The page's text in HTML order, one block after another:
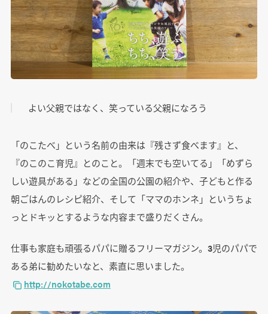
よい父親ではなく、笑っている父親になろう
「のこたべ」という名前の由来は『残さず食べます』と、
『のこのこ育児』とのこと。「週末でも空いてる」「めずら
しい遊具がある」などの全国の公園の紹介や、子どもと作る
朝ごはんのレシピ紹介、そして「ママのホンネ」というちょ
っとドキッとするような内容まで盛りだくさん。
仕事も家庭も頑張るパパに贈るフリーマガジン。3児のパパで
ある弟に勧めたいなと、素直に思いました。
http://nokotabe.com